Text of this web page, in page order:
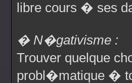
libre cours � ses
� N�gativisme :
Trouver quelque
probl�matique �